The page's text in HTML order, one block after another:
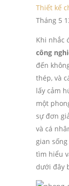
Thiết kế
Tháng 5
Khi nhắc
công
đến
thép, và
lấy cảm
một
sự đơn
và cá
gian
tìm hiểu
dưới đây